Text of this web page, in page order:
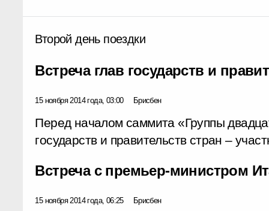
Второй день поездки
Встреча глав государств и
15 ноября 2014 года, 03:00 Брисбен
Перед началом саммита «Группы
государств и правительств стран –
Встреча с премьер-министром
15 ноября 2014 года, 06:25 Брисбен